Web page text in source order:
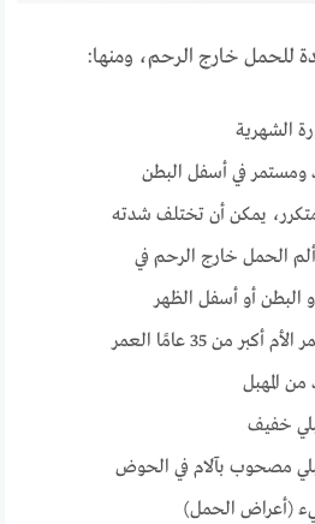
للحمل خارج الرحم، ومنها:
الشهرية
ومستمر في أسفل البطن
يمكن أن تختلف شدته
الحمل خارج الرحم في
البطن أو أسفل الظهر
أكبر من 35 عامًا العمر
المهبل
خفيف
مصحوب بآلام في الحوض
(أعراض الحمل)